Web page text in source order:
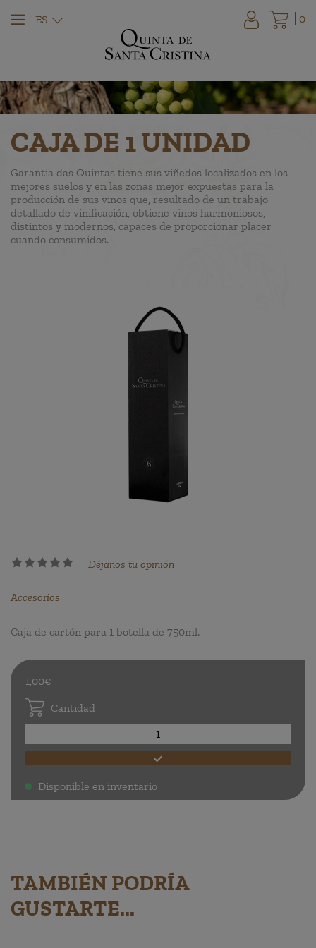
ES 0
CAJA DE 1 UNIDAD
Garantia das Quintas tiene sus viñedos localizados en los
mejores suelos y en las zonas mejor expuestas para la
producción de sus vinos que, resultado de un trabajo
detallado de vinificación, obtiene vinos harmoniosos,
distintos y modernos, capaces de proporcionar placer
cuando consumidos.
Déjanos tu opinión
Accesorios
Caja de cartón para 1 botella de 750ml.
1,00€
Cantidad
. Disponible en inventario
TAMBIÉN PODRÍA
GUSTARTE...